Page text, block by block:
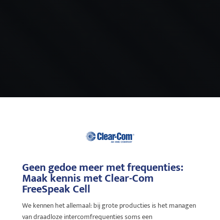
Geen gedoe meer met frequenties:
Maak kennis met Clear-Com
FreeSpeak Cell
We kennen het allemaal: bij grote producties is het managen
van draadloze intercomfrequenties soms een